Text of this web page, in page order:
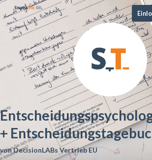
+
vonDecisionLABs Vertrieb EU